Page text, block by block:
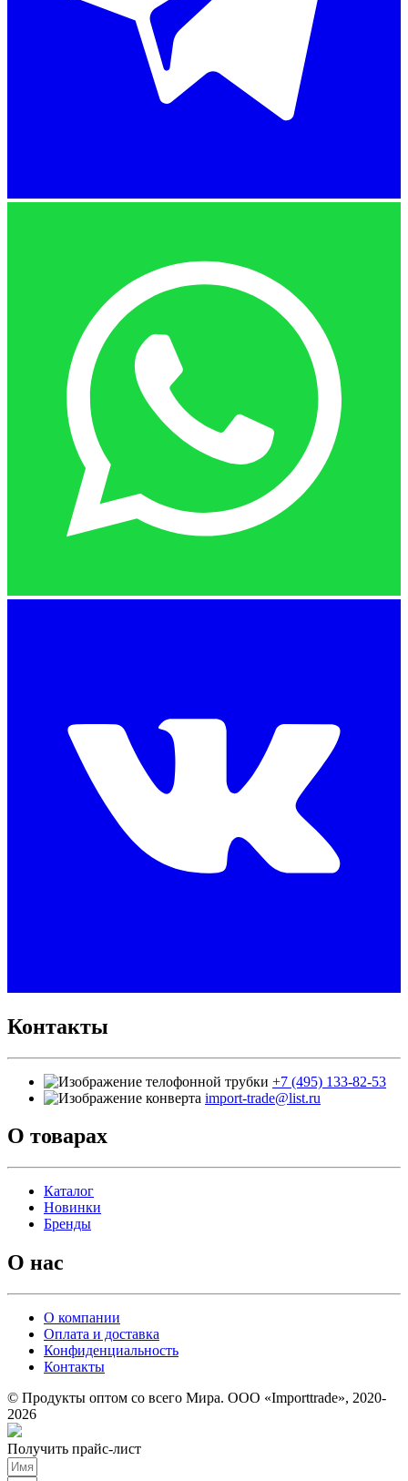
Контакты
+7 (495) 133-82-53
import-trade@list.ru
О товарах
Каталог
Новинки
Бренды
О нас
О компании
Оплата и доставка
Конфиденциальность
Контакты
© Продукты оптом со всего Мира. ООО «Importtrade», 2020-
2026
Получить прайс-лист